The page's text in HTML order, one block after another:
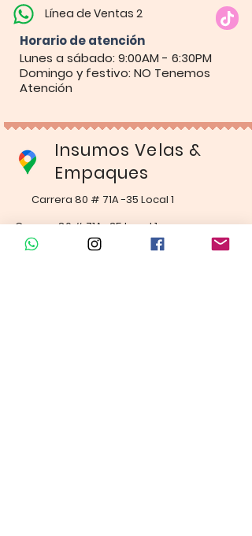
Línea de Ventas 2
Horario de atención​
Lunes a sábado: 9:00AM - 6:30PM
Domingo y festivo: NO Tenemos
Atención
Insumos Velas &
Empaques
Carrera 80 # 71A -35 Local 1​
Carrera 80 # 71A -35 Local 1​